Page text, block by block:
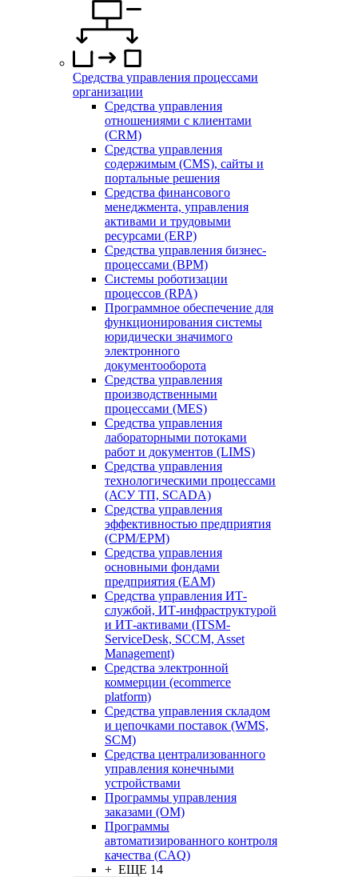
Средства управления процессами
организации
Средства управления
отношениями с клиентами
(CRM)
Средства управления
содержимым (CMS), сайты и
портальные решения
Средства финансового
менеджмента, управления
активами и трудовыми
ресурсами (ERP)
Средства управления бизнес-
процессами (BPM)
Системы роботизации
процессов (RPA)
Программное обеспечение для
функционирования системы
юридически значимого
электронного
документооборота
Средства управления
производственными
процессами (MES)
Средства управления
лабораторными потоками
работ и документов (LIMS)
Средства управления
технологическими процессами
(АСУ ТП, SCADA)
Средства управления
эффективностью предприятия
(CPM/EPM)
Средства управления
основными фондами
предприятия (EAM)
Средства управления ИТ-
службой, ИТ-инфраструктурой
и ИТ-активами (ITSM-
ServiceDesk, SCCM, Asset
Management)
Средства электронной
коммерции (ecommerce
platform)
Средства управления складом
и цепочками поставок (WMS,
SCM)
Средства централизованного
управления конечными
устройствами
Программы управления
заказами (OM)
Программы
автоматизированного контроля
качества (CAQ)
+ ЕЩЕ 14